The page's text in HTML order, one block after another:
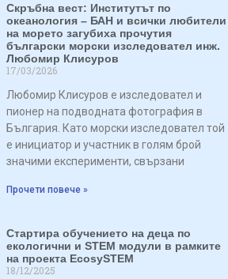
Скръбна вест: Институтът по
океанология – БАН и всички любители
на морето загубиха прочутия
български морски изследовател инж.
Любомир Клисуров
17/03/2026
Любомир Клисуров е изследовател и
пионер на подводната фотография в
България. Като морски изследовател той
е инициатор и участник в голям брой
значими експерименти, свързани
Прочети повече »
Стартира обучението на деца по
екологични и STEM модули в рамките
на проекта EcosySTEM
18/12/2025